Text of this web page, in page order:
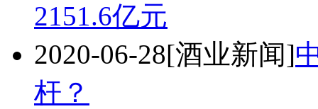
2151.6亿元
2020-06-28[酒业新闻]
杆？